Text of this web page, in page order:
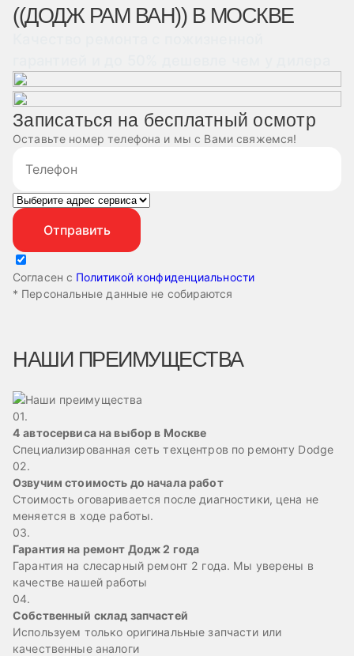
((ДОДЖ РАМ ВАН)) В МОСКВЕ
Записаться на бесплатный осмотр
Оставьте номер телефона и мы с Вами свяжемся!
Согласен с Политикой конфиденциальности
* Персональные данные не собираются
НАШИ ПРЕИМУЩЕСТВА
01.
4 автосервиса на выбор в Москве
Специализированная сеть техцентров по ремонту Dodge
02.
Озвучим стоимость до начала работ
Стоимость оговаривается после диагностики, цена не
меняется в ходе работы.
03.
Гарантия на ремонт Додж 2 года
Гарантия на слесарный ремонт 2 года. Мы уверены в
качестве нашей работы
04.
Собственный склад запчастей
Используем только оригинальные запчасти или
качественные аналоги